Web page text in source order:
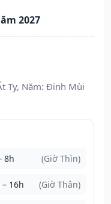
2027
Tỵ, Năm: Đinh Mùi
8h (Giờ Thìn)
– 16h (Giờ Thân)